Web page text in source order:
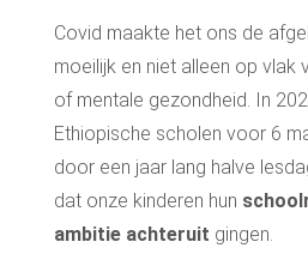
Covid maakte het ons de
moeilijk en niet alleen op vlak
of mentale gezondheid. In
Ethiopische scholen voor 6
door een jaar lang halve
dat onze kinderen hun
ambitie achteruit gingen.